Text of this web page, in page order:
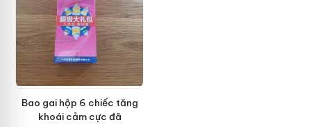
Bao gai hộp 6 chiếc tăng
khoái cảm cực đã